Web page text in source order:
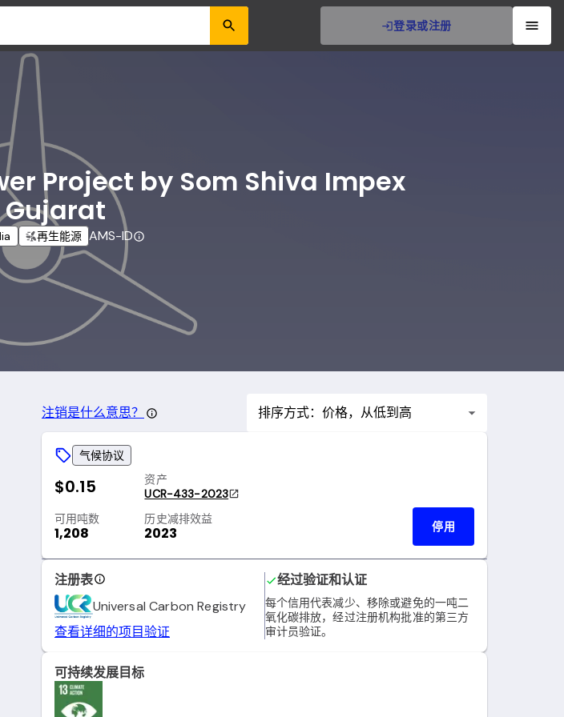
登录或注册
Project by Som Shiva Impex
Gujarat
再生能源 AMS-ID
注销是什么意思？ 排序方式：价格，从低到高
气候协议
$0.15
资产
UCR-433-2023
可用吨数
1,208
历史减排效益
2023 停用
注册表
Universal Carbon Registry
查看详细的项目验证
经过验证和认证
每个信用代表减少、移除或避免的一吨二
氧化碳排放，经过注册机构批准的第三方
审计员验证。
可持续发展目标